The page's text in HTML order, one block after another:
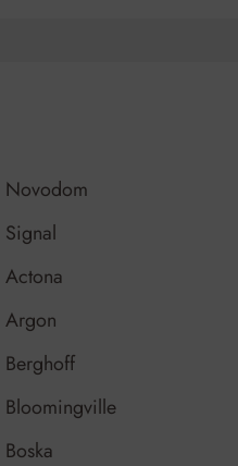
Novodom
Signal
Actona
Argon
Berghoff
Bloomingville
Boska